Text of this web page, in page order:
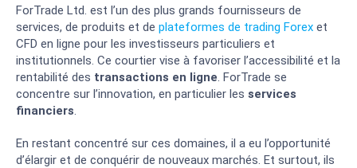
ForTrade Ltd. est l’un des plus grands fournisseurs de
services, de produits et de plateformes de trading Forex et
CFD en ligne pour les investisseurs particuliers et
institutionnels. Ce courtier vise à favoriser l’accessibilité et la
rentabilité des transactions en ligne. ForTrade se
concentre sur l’innovation, en particulier les services
financiers.
En restant concentré sur ces domaines, il a eu l’opportunité
d’élargir et de conquérir de nouveaux marchés. Et surtout, ils